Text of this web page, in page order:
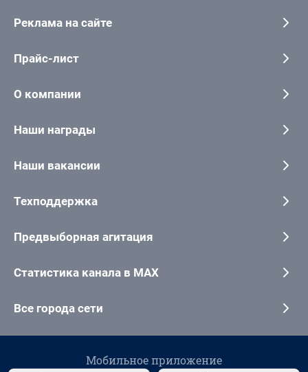
Реклама на сайте
Прайс-лист
О компании
Наши награды
Наши вакансии
Техподдержка
Предвыборная агитация
Статистика канала в MAX
Все города сети
Мобильное приложение